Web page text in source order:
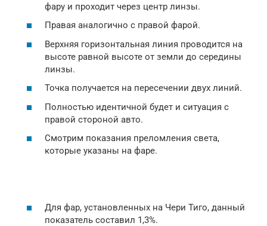
фару и проходит через центр линзы.
Правая аналогично с правой фарой.
Верхняя горизонтальная линия проводится на
высоте равной высоте от земли до середины
линзы.
Точка получается на пересечении двух линий.
Полностью идентичной будет и ситуация с
правой стороной авто.
Смотрим показания преломления света,
которые указаны на фаре.
Для фар, установленных на Чери Тиго, данный
показатель составил 1,3%.